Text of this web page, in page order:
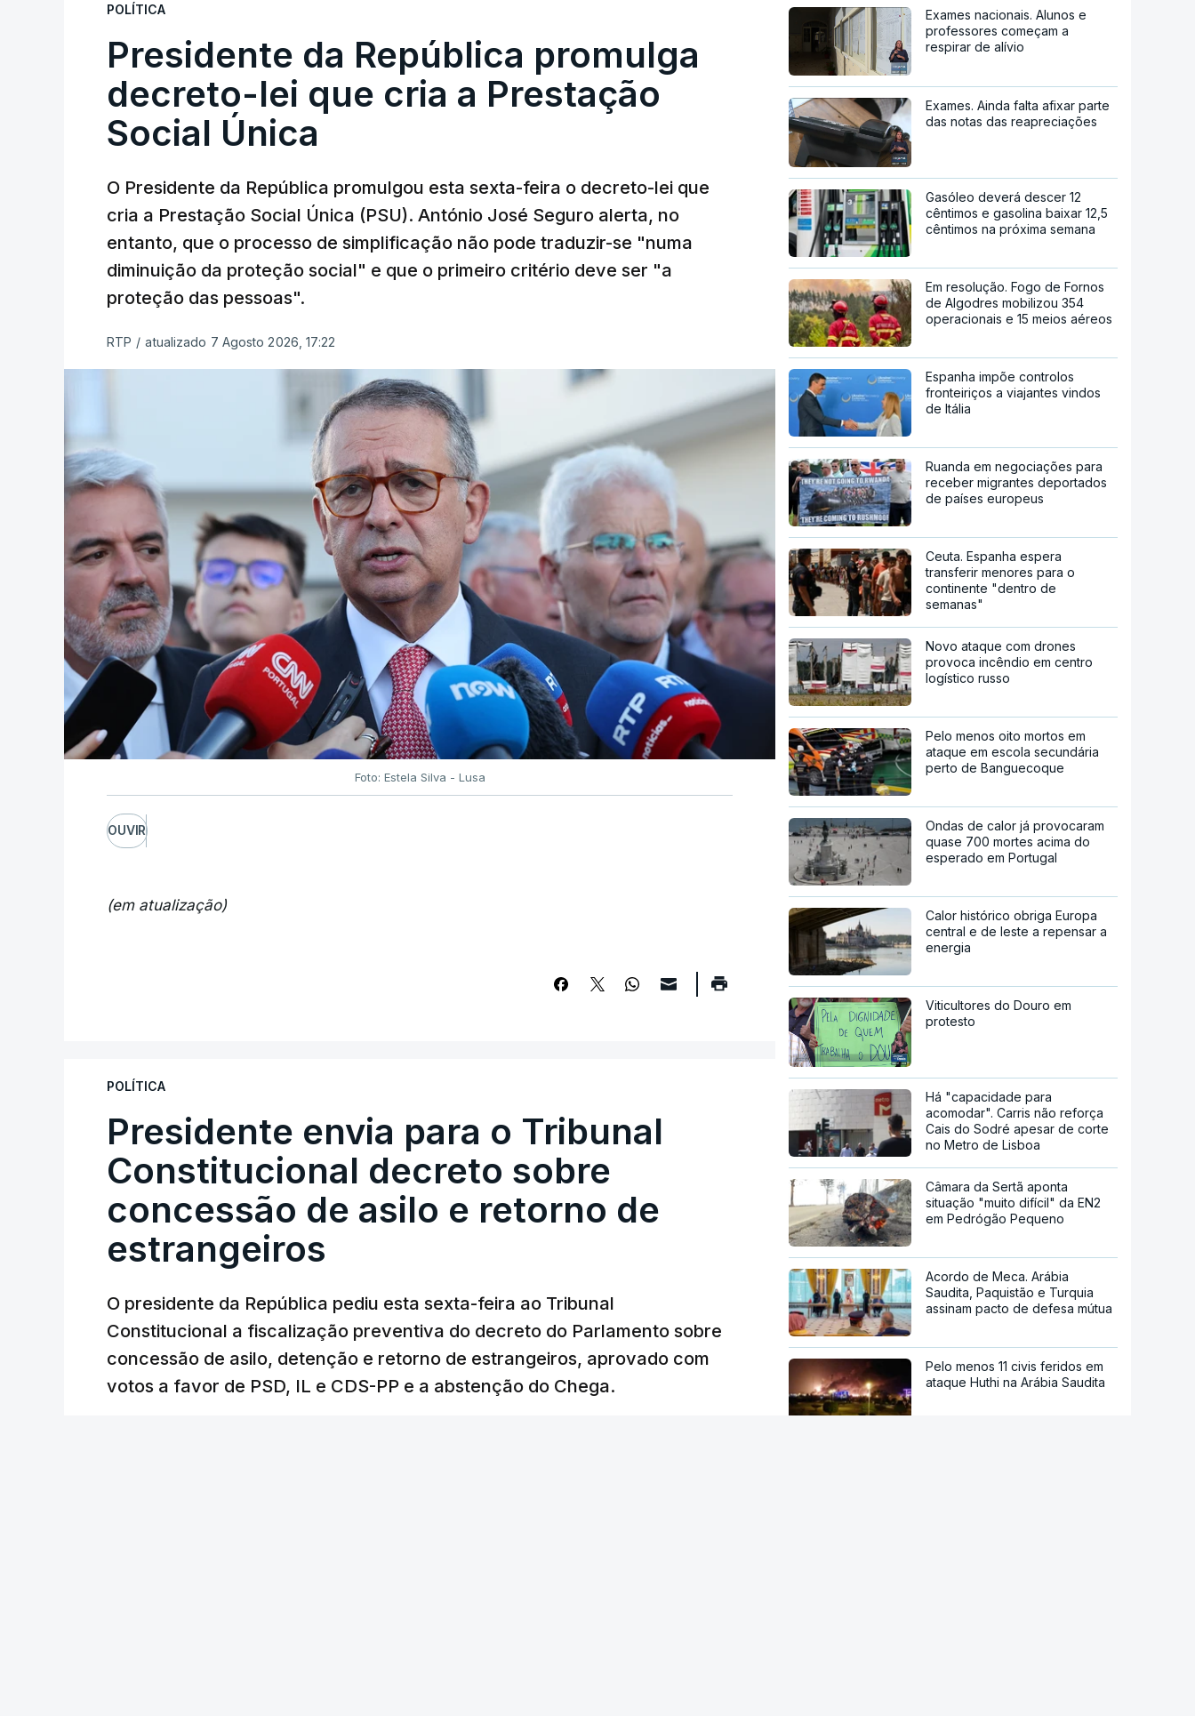
POLÍTICA
Presidente da República promulga
decreto-lei que cria a Prestação
Social Única
O Presidente da República promulgou esta sexta-feira o decreto-lei que
cria a Prestação Social Única (PSU). António José Seguro alerta, no
entanto, que o processo de simplificação não pode traduzir-se "numa
diminuição da proteção social" e que o primeiro critério deve ser "a
proteção das pessoas".
RTP / atualizado 7 Agosto 2026, 17:22
Foto: Estela Silva - Lusa
OUVIR
(em atualização)
POLÍTICA
Presidente envia para o Tribunal
Constitucional decreto sobre
concessão de asilo e retorno de
estrangeiros
O presidente da República pediu esta sexta-feira ao Tribunal
Constitucional a fiscalização preventiva do decreto do Parlamento sobre
concessão de asilo, detenção e retorno de estrangeiros, aprovado com
votos a favor de PSD, IL e CDS-PP e a abstenção do Chega.
Exames nacionais. Alunos e
professores começam a
respirar de alívio
Exames. Ainda falta afixar parte
das notas das reapreciações
Gasóleo deverá descer 12
cêntimos e gasolina baixar 12,5
cêntimos na próxima semana
Em resolução. Fogo de Fornos
de Algodres mobilizou 354
operacionais e 15 meios aéreos
Espanha impõe controlos
fronteiriços a viajantes vindos
de Itália
Ruanda em negociações para
receber migrantes deportados
de países europeus
Ceuta. Espanha espera
transferir menores para o
continente "dentro de
semanas"
Novo ataque com drones
provoca incêndio em centro
logístico russo
Pelo menos oito mortos em
ataque em escola secundária
perto de Banguecoque
Ondas de calor já provocaram
quase 700 mortes acima do
esperado em Portugal
Calor histórico obriga Europa
central e de leste a repensar a
energia
Viticultores do Douro em
protesto
Há "capacidade para
acomodar". Carris não reforça
Cais do Sodré apesar de corte
no Metro de Lisboa
Câmara da Sertã aponta
situação "muito difícil" da EN2
em Pedrógão Pequeno
Acordo de Meca. Arábia
Saudita, Paquistão e Turquia
assinam pacto de defesa mútua
Pelo menos 11 civis feridos em
ataque Huthi na Arábia Saudita